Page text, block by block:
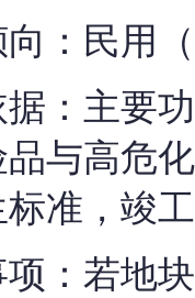
向：民用
据：主要
与高危
准，竣
：若地